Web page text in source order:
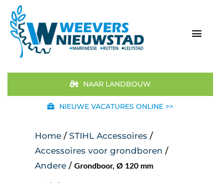
naar
inhoud
Aanbod
STIHL
NAAR LANDBOUW
NIEUWE VACATURES ONLINE >>
Home / STIHL Accessoires /
Accessoires voor grondboren /
Andere / Grondboor, Ø 120 mm